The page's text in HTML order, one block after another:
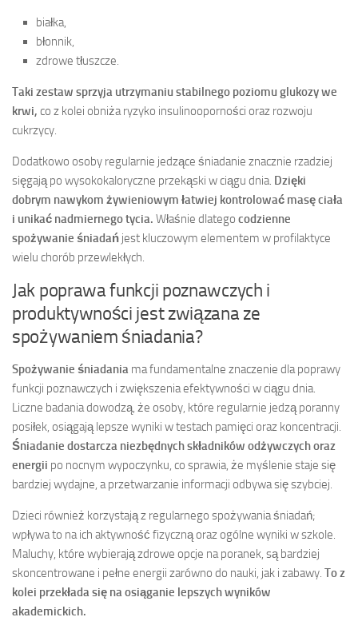
białka,
błonnik,
zdrowe tłuszcze.
Taki zestaw sprzyja utrzymaniu stabilnego poziomu glukozy we
krwi, co z kolei obniża ryzyko insulinooporności oraz rozwoju
cukrzycy.
Dodatkowo osoby regularnie jedzące śniadanie znacznie rzadziej
sięgają po wysokokaloryczne przekąski w ciągu dnia. Dzięki
dobrym nawykom żywieniowym łatwiej kontrolować masę ciała
i unikać nadmiernego tycia. Właśnie dlatego codzienne
spożywanie śniadań jest kluczowym elementem w profilaktyce
wielu chorób przewlekłych.
Jak poprawa funkcji poznawczych i
produktywności jest związana ze
spożywaniem śniadania?
Spożywanie śniadania ma fundamentalne znaczenie dla poprawy
funkcji poznawczych i zwiększenia efektywności w ciągu dnia.
Liczne badania dowodzą, że osoby, które regularnie jedzą poranny
posiłek, osiągają lepsze wyniki w testach pamięci oraz koncentracji.
Śniadanie dostarcza niezbędnych składników odżywczych oraz
energii po nocnym wypoczynku, co sprawia, że myślenie staje się
bardziej wydajne, a przetwarzanie informacji odbywa się szybciej.
Dzieci również korzystają z regularnego spożywania śniadań;
wpływa to na ich aktywność fizyczną oraz ogólne wyniki w szkole.
Maluchy, które wybierają zdrowe opcje na poranek, są bardziej
skoncentrowane i pełne energii zarówno do nauki, jak i zabawy. To z
kolei przekłada się na osiąganie lepszych wyników
akademickich.